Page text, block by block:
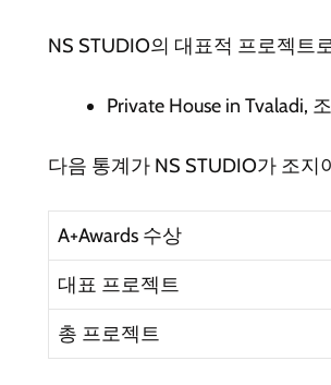
NS STUDIO의 대표적 프로젝트
Private House in Tvaladi,
다음 통계가 NS STUDIO가 조
A+Awards 수상
대표 프로젝트
총 프로젝트